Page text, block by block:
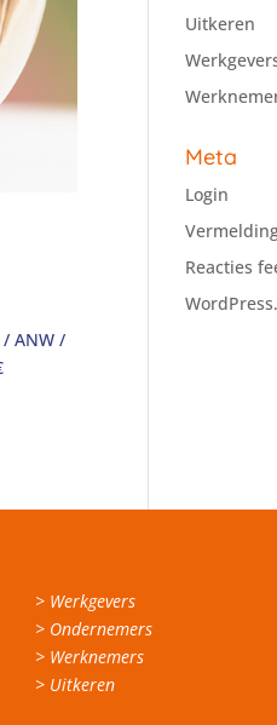
ANW /
Uitkeren
Meta
Login
Reacties
> Werkgevers
> Ondernemers
> Werknemers
> Uitkeren